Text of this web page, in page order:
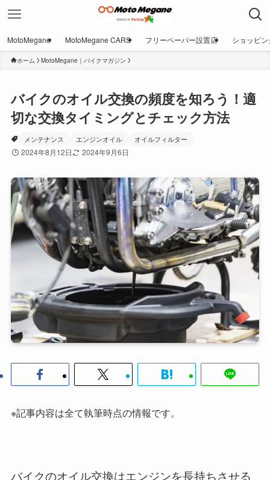
MotoMegane MotoMegane CARS フリーペーパー設置店 ショッピン
ホーム MotoMegane｜バイクマガジン
バイクのオイル交換の頻度を知ろう！適
切な交換タイミングとチェック方法
メンテナンス エンジンオイル オイルフィルター
2024年8月12日 2024年9月6日
※記事内容は全て執筆時点の情報です。
バイクのオイル交換はエンジンを長持ちさせる